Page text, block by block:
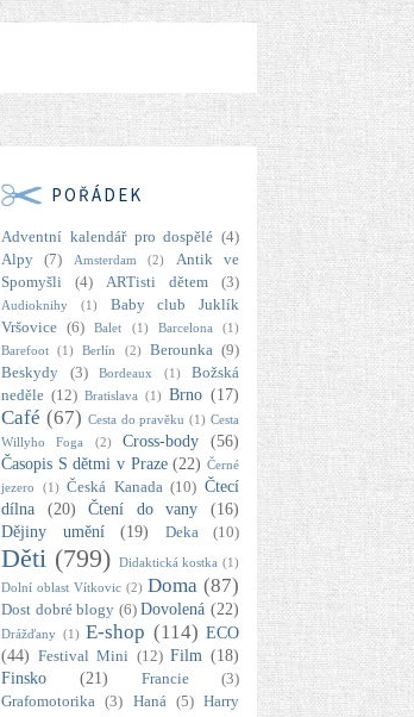
POŘÁDEK
Adventní kalendář pro dospělé (4)
Alpy
(7) Amsterdam (2)
Antik ve
Spomyšli
(4) ARTisti dětem (3)
Audioknihy (1)
Baby club Juklík
Vršovice (6) Balet (1) Barcelona
(1)
Barefoot
(1) Berlín (2) Berounka (9)
Beskydy
(3) Bordeaux (1)
Božská
neděle (12) Bratislava (1) Brno (17)
Café (67) Cesta do pravěku (1) Cesta
Willyho Foga
(2) Cross-body
(56)
Časopis S dětmi v Praze (22) Černé
jezero
(1) Česká Kanada (10) Čtecí
dílna
(20) Čtení do vany
(16)
Dějiny umění
(19) Deka (10)
Děti (799) Didaktická kostka (1)
Dolní oblast Vítkovic (2) Doma (87)
Dost dobré blogy (6) Dovolená (22)
Drážďany (1) E-shop (114) ECO
(44) Festival Mini (12) Film (18)
Finsko
(21) Francie
(3)
Grafomotorika (3) Haná (5) Harry